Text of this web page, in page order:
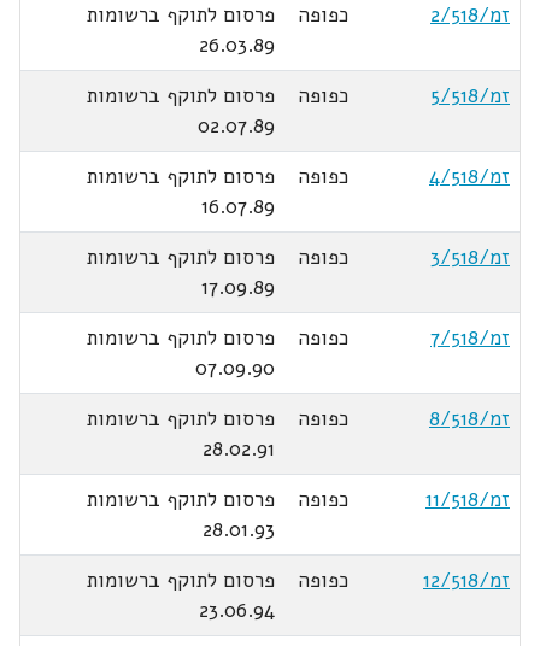
זמ/2/518
כפופה
פרסום לתוקף ברשומות
26.03.89
זמ/5/518
כפופה
פרסום לתוקף ברשומות
02.07.89
זמ/4/518
כפופה
פרסום לתוקף ברשומות
16.07.89
זמ/3/518
כפופה
פרסום לתוקף ברשומות
17.09.89
זמ/7/518
כפופה
פרסום לתוקף ברשומות
07.09.90
זמ/8/518
כפופה
פרסום לתוקף ברשומות
28.02.91
זמ/11/518
כפופה
פרסום לתוקף ברשומות
28.01.93
זמ/12/518
כפופה
פרסום לתוקף ברשומות
23.06.94